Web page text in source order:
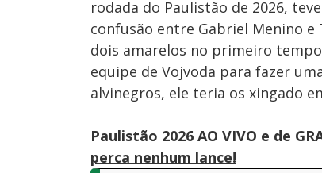
rodada do Paulistão de 2026,
confusão entre Gabriel Menino
dois amarelos no primeiro
equipe de Vojvoda para fazer
alvinegros, ele teria os xingado
Paulistão 2026 AO VIVO e de
perca nenhum lance!